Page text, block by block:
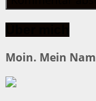
Moin. Mein